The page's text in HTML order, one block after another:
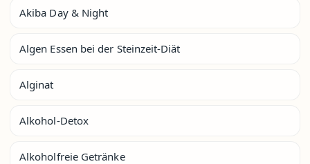
Akiba Day & Night
Algen Essen bei der Steinzeit-Diät
Alginat
Alkohol-Detox
Alkoholfreie Getränke